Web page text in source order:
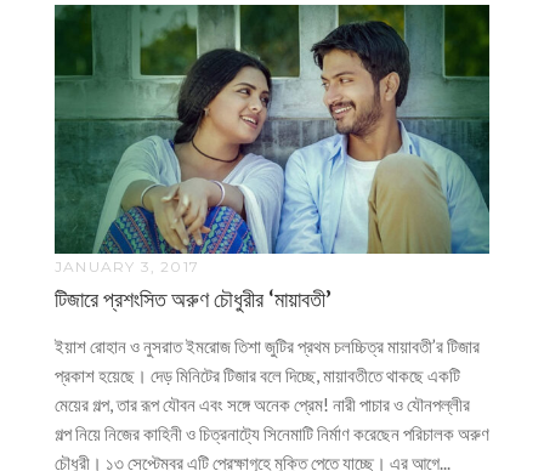
JANUARY 3, 2017
টিজারে প্রশংসিত অরুণ চৌধুরীর ‘মায়াবতী’
ইয়াশ রোহান ও নুসরাত ইমরোজ তিশা জুটির প্রথম চলচ্চিত্র মায়াবতী’র টিজার
প্রকাশ হয়েছে। দেড় মিনিটের টিজার বলে দিচ্ছে, মায়াবতীতে থাকছে একটি
মেয়ের গল্প, তার রূপ যৌবন এবং সঙ্গে অনেক প্রেম! নারী পাচার ও যৌনপল্লীর
গল্প নিয়ে নিজের কাহিনী ও চিত্রনাট্যে সিনেমাটি নির্মাণ করেছেন পরিচালক অরুণ
চৌধুরী। ১৩ সেপ্টেম্বর এটি প্রেক্ষাগৃহে মুক্তি পেতে যাচ্ছে। এর আগে...